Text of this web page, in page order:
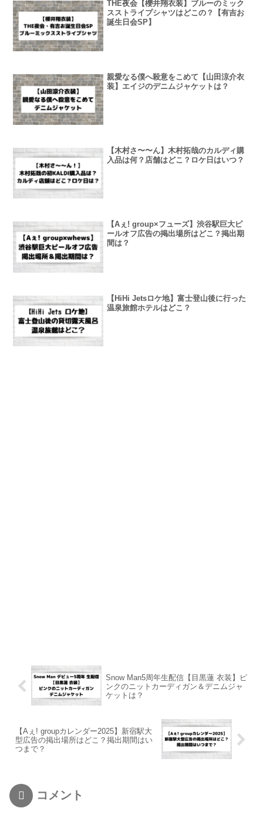
THE夜会【櫻井翔衣装】ブルーのミック
スストライプシャツはどこの？【有吉お
誕生日会SP】
親愛なる僕へ殺意をこめて【山田涼介衣
装】エイジのデニムジャケットは？
【木村さ〜〜ん】木村拓哉のカルディ購
入品は何？店舗はどこ？ロケ日はいつ？
【Aぇ! group×フューズ】渋谷駅巨大ピ
ールオフ広告の掲出場所はどこ？掲出期
間は？
【HiHi Jetsロケ地】富士登山後に行った
温泉旅館ホテルはどこ？
Snow Man5周年生配信【目黒蓮 衣装】ピ
ンクのニットカーディガン＆デニムジャ
ケットは？
【Aぇ! groupカレンダー2025】新宿駅大
型広告の掲出場所はどこ？掲出期間はい
つまで？
コメント